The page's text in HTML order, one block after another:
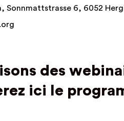
Sonnmattstrasse 6, 6052
des
ici le